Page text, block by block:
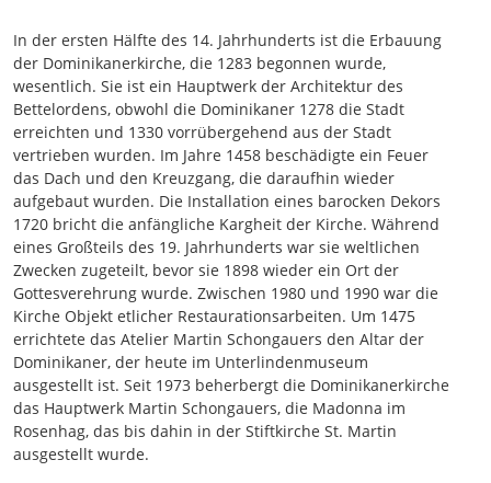
In der ersten Hälfte des 14. Jahrhunderts ist die Erbauung
der Dominikanerkirche, die 1283 begonnen wurde,
wesentlich. Sie ist ein Hauptwerk der Architektur des
Bettelordens, obwohl die Dominikaner 1278 die Stadt
erreichten und 1330 vorrübergehend aus der Stadt
vertrieben wurden. Im Jahre 1458 beschädigte ein Feuer
das Dach und den Kreuzgang, die daraufhin wieder
aufgebaut wurden. Die Installation eines barocken Dekors
1720 bricht die anfängliche Kargheit der Kirche. Während
eines Großteils des 19. Jahrhunderts war sie weltlichen
Zwecken zugeteilt, bevor sie 1898 wieder ein Ort der
Gottesverehrung wurde. Zwischen 1980 und 1990 war die
Kirche Objekt etlicher Restaurationsarbeiten. Um 1475
errichtete das Atelier Martin Schongauers den Altar der
Dominikaner, der heute im Unterlindenmuseum
ausgestellt ist. Seit 1973 beherbergt die Dominikanerkirche
das Hauptwerk Martin Schongauers, die Madonna im
Rosenhag, das bis dahin in der Stiftkirche St. Martin
ausgestellt wurde.